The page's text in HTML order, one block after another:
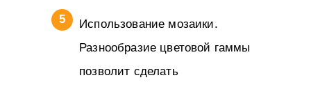
Использование мозаики.
Разнообразие цветовой гаммы
позволит сделать